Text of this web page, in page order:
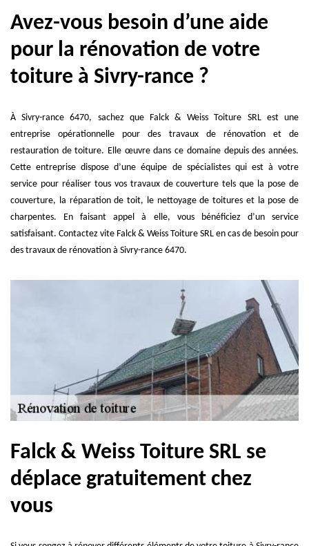
Avez-vous besoin d’une aide
pour la rénovation de votre
toiture à Sivry-rance ?
À Sivry-rance 6470, sachez que Falck & Weiss Toiture SRL est une
entreprise opérationnelle pour des travaux de rénovation et de
restauration de toiture. Elle œuvre dans ce domaine depuis des années.
Cette entreprise dispose d’une équipe de spécialistes qui est à votre
service pour réaliser tous vos travaux de couverture tels que la pose de
couverture, la réparation de toit, le nettoyage de toitures et la pose de
charpentes. En faisant appel à elle, vous bénéficiez d’un service
satisfaisant. Contactez vite Falck & Weiss Toiture SRL en cas de besoin pour
des travaux de rénovation à Sivry-rance 6470.
Falck & Weiss Toiture SRL se
déplace gratuitement chez
vous